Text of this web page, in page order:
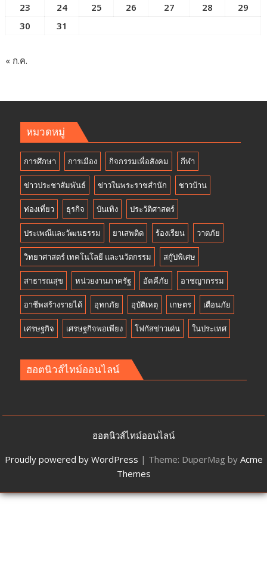
23
24 25 26 27 28
29
30
31
« ก.ค.
หมวดหมู่
การศึกษา การเมือง กิจกรรมเพื่อสังคม กีฬา
ข่าวประชาสัมพันธ์ ข่าวในพระราชสำนัก ชาวบ้าน
ท่องเที่ยว ธุรกิจ บันเทิง ประวัติศาสตร์
ประเพณีและวัฒนธรรม ยาเสพติด ร้องเรียน วาตภัย
วิทยาศาสตร์ เทคโนโลยี และนวัตกรรม สกู๊ปพิเศษ
สาธารณสุข หน่วยงานภาครัฐ อัคคีภัย อาชญากรรม
อาชีพสร้างรายได้ อุทกภัย อุบัติเหตุ เกษตร เตือนภัย
เศรษฐกิจ เศรษฐกิจพอเพียง โฟกัสข่าวเด่น ในประเทศ
ฮอตนิวส์ไทม์ออนไลน์
ฮอตนิวส์ไทม์ออนไลน์
Proudly powered by WordPress | Theme: DuperMag by Acme
Themes